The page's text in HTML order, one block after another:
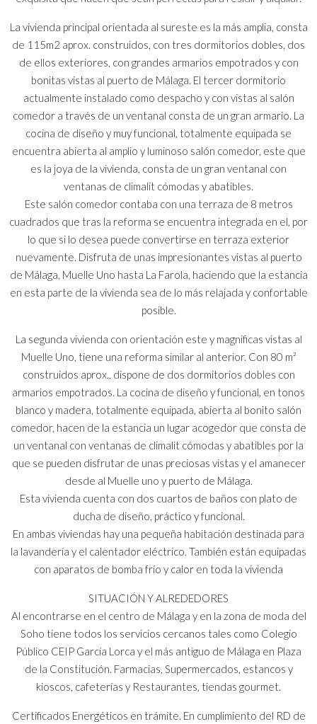
La vivienda principal orientada al sureste es la más amplia, consta
de 115m2 aprox. construidos, con tres dormitorios dobles, dos
de ellos exteriores, con grandes armarios empotrados y con
bonitas vistas al puerto de Málaga. El tercer dormitorio
actualmente instalado como despacho y con vistas al salón
comedor a través de un ventanal consta de un gran armario. La
cocina de diseño y muy funcional, totalmente equipada se
encuentra abierta al amplio y luminoso salón comedor, este que
es la joya de la vivienda, consta de un gran ventanal con
ventanas de climalit cómodas y abatibles.
Este salón comedor contaba con una terraza de 8 metros
cuadrados que tras la reforma se encuentra integrada en el, por
lo que si lo desea puede convertirse en terraza exterior
nuevamente. Disfruta de unas impresionantes vistas al puerto
de Málaga, Muelle Uno hasta La Farola, haciendo que la estancia
en esta parte de la vivienda sea de lo más relajada y confortable
posible.
La segunda vivienda con orientación este y magnificas vistas al
Muelle Uno, tiene una reforma similar al anterior. Con 80 m²
construidos aprox., dispone de dos dormitorios dobles con
armarios empotrados. La cocina de diseño y funcional, en tonos
blanco y madera, totalmente equipada, abierta al bonito salón
comedor, hacen de la estancia un lugar acogedor que consta de
un ventanal con ventanas de climalit cómodas y abatibles por la
que se pueden disfrutar de unas preciosas vistas y el amanecer
desde al Muelle uno y puerto de Málaga.
Esta vivienda cuenta con dos cuartos de baños con plato de
ducha de diseño, práctico y funcional.
En ambas viviendas hay una pequeña habitación destinada para
la lavandería y el calentador eléctrico. También están equipadas
con aparatos de bomba frío y calor en toda la vivienda
SITUACIÓN Y ALREDEDORES
Al encontrarse en el centro de Málaga y en la zona de moda del
Soho tiene todos los servicios cercanos tales como Colegio
Público CEIP García Lorca y el más antiguo de Málaga en Plaza
de la Constitución. Farmacias, Supermercados, estancos y
kioscos, cafeterías y Restaurantes, tiendas gourmet.
Certificados Energéticos en trámite. En cumplimiento del RD de